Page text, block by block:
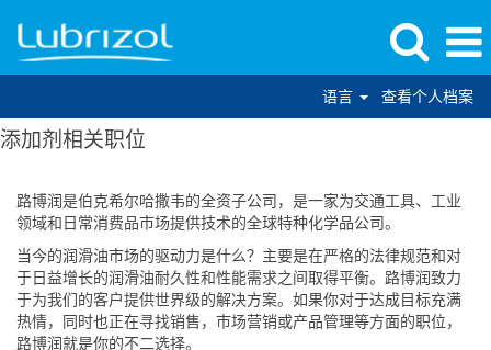
语言 查看个人档案
添加剂相关职位
路博润是伯克希尔哈撒韦的全资子公司，是一家为交通工具、工业
领域和日常消费品市场提供技术的全球特种化学品公司。
当今的润滑油市场的驱动力是什么？主要是在严格的法律规范和对
于日益增长的润滑油耐久性和性能需求之间取得平衡。路博润致力
于为我们的客户提供世界级的解决方案。如果你对于达成目标充满
热情，同时也正在寻找销售，市场营销或产品管理等方面的职位，
路博润就是你的不二选择。